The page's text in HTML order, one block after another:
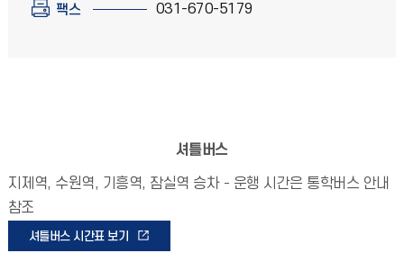
팩스 031-670-5179
셔틀버스
지제역, 수원역, 기흥역, 잠실역 승차 - 운행 시간은 통학버스 안내
참조
셔틀버스 시간표 보기